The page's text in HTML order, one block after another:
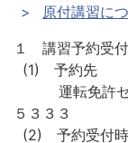
原付講習に
１ 講習予約受付
(1) 予約先
運転免許セ
５３３３
(2) 予約受付